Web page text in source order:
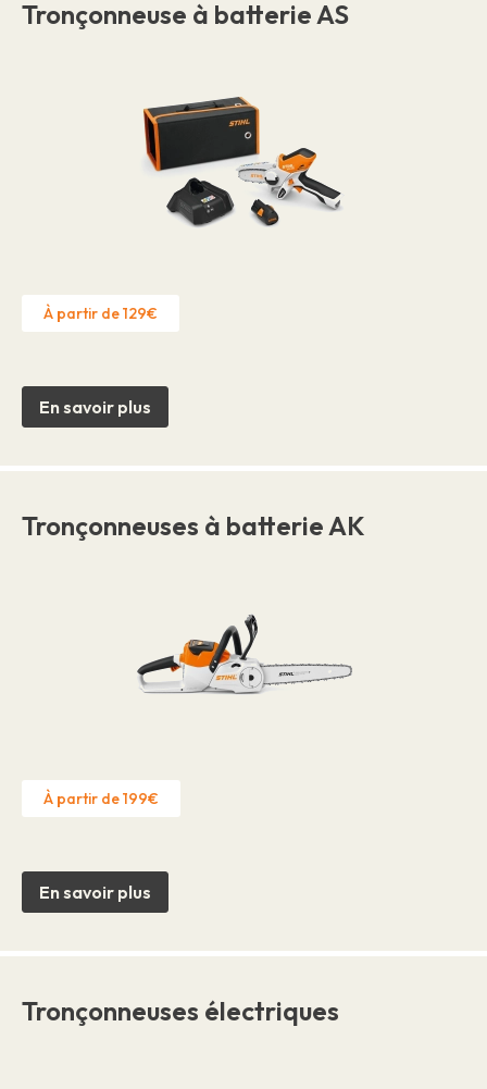
Tronçonneuse à batterie AS
À partir de 129€
En savoir plus
Tronçonneuses à batterie AK
À partir de 199€
En savoir plus
Tronçonneuses électriques